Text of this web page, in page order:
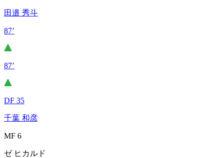
田邉 秀斗
87’
87’
DF 35
千葉 和彦
MF 6
ゼ ヒカルド